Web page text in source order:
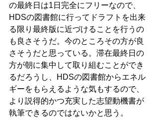
の最終日は1日完全にフリーなので、
HDSの図書館に行ってドラフトを出来
る限り最終版に近づけることを行うの
も良さそうだ。今のところその方が良
さそうだと思っている。滞在最終日の
方が朝に集中して取り組むことができ
るだろうし、HDSの図書館からエネル
ギーをもらえるような気もするので、
より説得的かつ充実した志望動機書が
執筆できるのではないかと思う。